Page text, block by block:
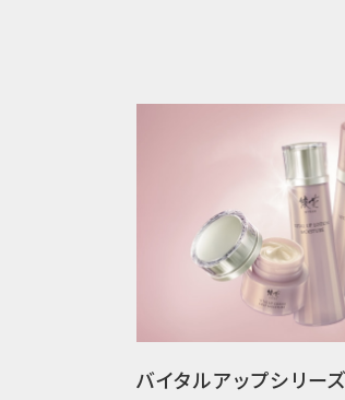
バイタルアップシリーズ